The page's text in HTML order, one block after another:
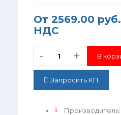
От 2569.00 руб.
НДС
- +
Запросить КП
Производитель: